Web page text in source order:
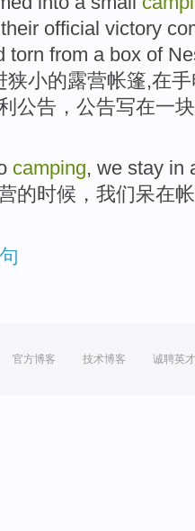
their official victory
torn from a box of
狭小的露营帐篷,在
公告，公告写在一块
camping, we stay in
的时候， 我们呆在
官方博客 技术博客 诚聘英才